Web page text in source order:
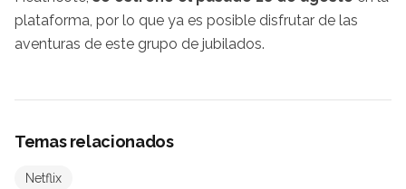
plataforma, por lo que ya es posible disfrutar de las
aventuras de este grupo de jubilados.
Temas relacionados
Netflix